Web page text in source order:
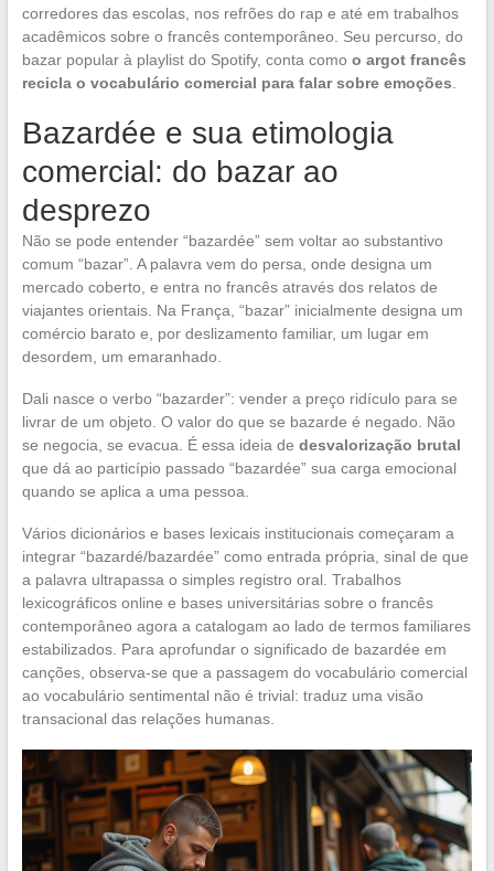
corredores das escolas, nos refrões do rap e até em trabalhos
acadêmicos sobre o francês contemporâneo. Seu percurso, do
bazar popular à playlist do Spotify, conta como o argot francês
recicla o vocabulário comercial para falar sobre emoções
Bazardée e sua etimologia
comercial: do bazar ao
desprezo
Não se pode entender “bazardée” sem voltar ao substantivo
comum “bazar”. A palavra vem do persa, onde designa um
mercado coberto, e entra no francês através dos relatos de
viajantes orientais. Na França, “bazar” inicialmente designa um
comércio barato e, por deslizamento familiar, um lugar em
desordem, um emaranhado.
Dali nasce o verbo “bazarder”: vender a preço ridículo para se
livrar de um objeto. O valor do que se bazarde é negado. Não
se negocia, se evacua. É essa ideia de desvalorização brutal
que dá ao particípio passado “bazardée” sua carga emocional
quando se aplica a uma pessoa.
Vários dicionários e bases lexicais institucionais começaram a
integrar “bazardé/bazardée” como entrada própria, sinal de que
a palavra ultrapassa o simples registro oral. Trabalhos
lexicográficos online e bases universitárias sobre o francês
contemporâneo agora a catalogam ao lado de termos familiares
estabilizados. Para aprofundar o significado de bazardée em
canções, observa-se que a passagem do vocabulário comercial
ao vocabulário sentimental não é trivial: traduz uma visão
transacional das relações humanas.